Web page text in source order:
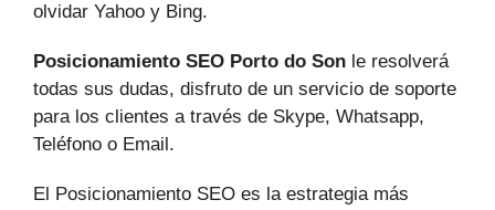
olvidar Yahoo y Bing.
Posicionamiento SEO Porto do Son le resolverá
todas sus dudas, disfruto de un servicio de soporte
para los clientes a través de Skype, Whatsapp,
Teléfono o Email.
El Posicionamiento SEO es la estrategia más